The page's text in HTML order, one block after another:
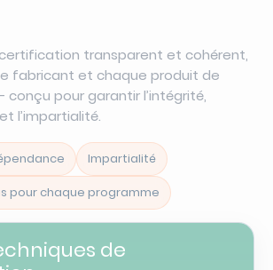
transparent et cohérent,
fabricant et chaque produit de
pour garantir l’intégrité,
l’impartialité.
Impartialité
pour chaque programme
de